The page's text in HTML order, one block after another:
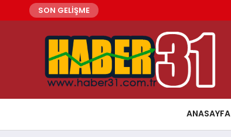
SON GELİŞME
ANASAYFA